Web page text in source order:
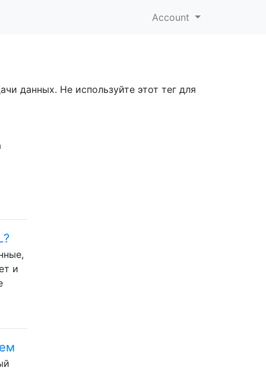
Account
данных. Не используйте этот тег для
и